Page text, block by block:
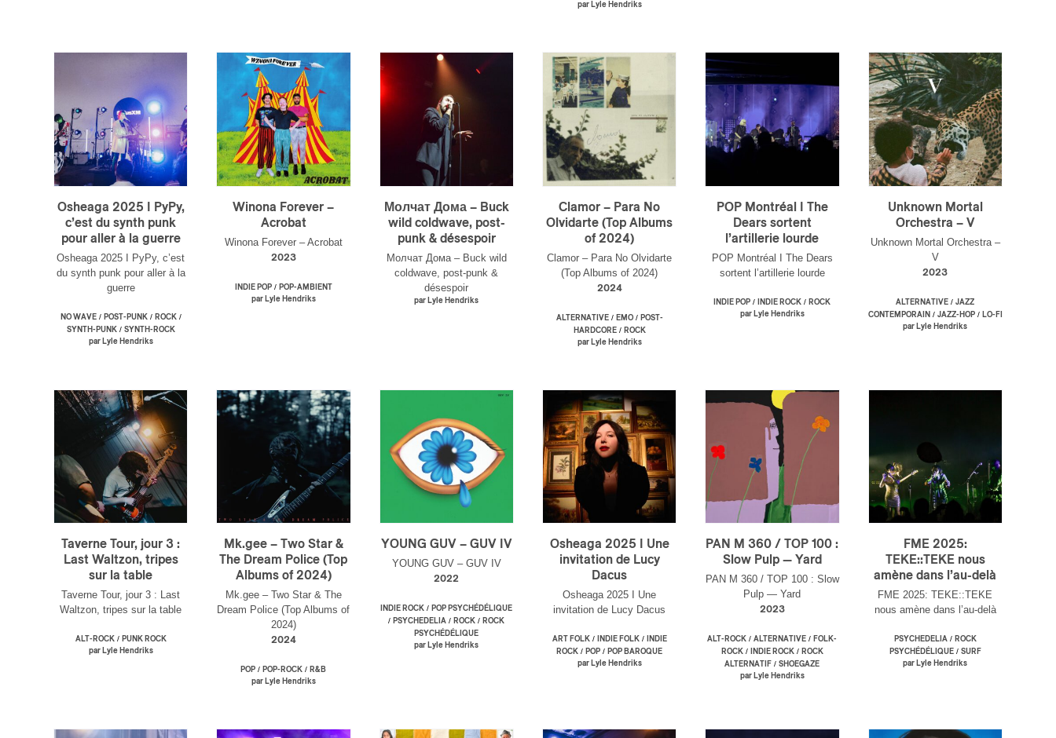
par Lyle Hendriks
Osheaga 2025 I PyPy,
c’est du synth punk
pour aller à la guerre
Osheaga 2025 I PyPy, c’est
du synth punk pour aller à la
guerre
NO WAVE/ POST-PUNK/ ROCK/
SYNTH-PUNK/ SYNTH-ROCK
par Lyle Hendriks
Winona Forever –
Acrobat
Winona Forever – Acrobat
2023
INDIE POP/ POP-AMBIENT
par Lyle Hendriks
Молчат Дома – Buck
wild coldwave, post-
punk & désespoir
Молчат Дома – Buck wild
coldwave, post-punk &
désespoir
par Lyle Hendriks
Clamor – Para No
Olvidarte (Top Albums
of 2024)
Clamor – Para No Olvidarte
(Top Albums of 2024)
2024
ALTERNATIVE/ EMO/ POST-
HARDCORE/ ROCK
par Lyle Hendriks
POP Montréal I The
Dears sortent
l’artillerie lourde
POP Montréal I The Dears
sortent l’artillerie lourde
INDIE POP / INDIE ROCK / ROCK
par Lyle Hendriks
Unknown Mortal
Orchestra – V
Unknown Mortal Orchestra –
V
2023
ALTERNATIVE /JAZZ
CONTEMPORAIN / JAZZ-HOP/ LO-FI
par Lyle Hendriks
Taverne Tour, jour 3 :
Last Waltzon, tripes
sur la table
Taverne Tour, jour 3 : Last
Waltzon, tripes sur la table
ALT-ROCK/ PUNK ROCK
par Lyle Hendriks
Mk.gee – Two Star &
The Dream Police (Top
Albums of 2024)
Mk.gee – Two Star & The
Dream Police (Top Albums of
2024)
2024
POP / POP-ROCK / R&B
par Lyle Hendriks
YOUNG GUV – GUV IV
YOUNG GUV – GUV IV
2022
INDIE ROCK / POP PSYCHÉDÉLIQUE
/ PSYCHEDELIA / ROCK / ROCK
PSYCHÉDÉLIQUE
par Lyle Hendriks
Osheaga 2025 I Une
invitation de Lucy
Dacus
Osheaga 2025 I Une
invitation de Lucy Dacus
ART FOLK/ INDIE FOLK/
INDIE
ROCK / POP / POP BAROQUE
par Lyle Hendriks
PAN M 360 / TOP 100 :
Slow Pulp — Yard
PAN M 360 / TOP 100 : Slow
Pulp — Yard
2023
ALT-ROCK /ALTERNATIVE / FOLK-
ROCK/ INDIE ROCK/ ROCK
ALTERNATIF /SHOEGAZE
par Lyle Hendriks
FME 2025:
TEKE::TEKE nous
amène dans l’au-delà
FME 2025: TEKE::TEKE
nous amène dans l’au-delà
PSYCHEDELIA/ ROCK
PSYCHÉDÉLIQUE/ SURF
par Lyle Hendriks
Infolettre
Votre courriel
Prénom* Nom*
Mélomane
Professionnel industrie musicale
Amateur-e /Fan
Contributeur-trice
M'INSCRIRE